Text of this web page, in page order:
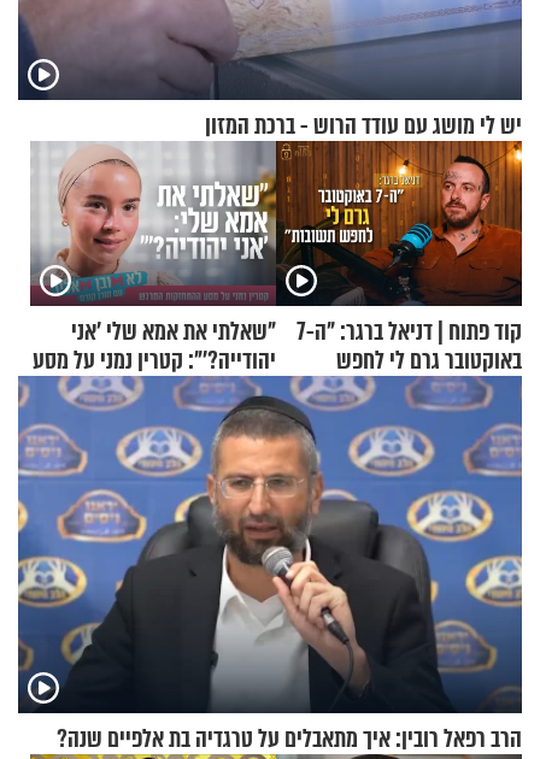
יש לי מושג עם עודד הרוש - ברכת המזון
קוד פתוח | דניאל ברגר: "ה-7
באוקטובר גרם לי לחפש
תשובות"
"שאלתי את אמא שלי 'אני
יהודייה?'": קטרין נמני על מסע
ההתחזקות המרגש
הרב רפאל רובין: איך מתאבלים על טרגדיה בת אלפיים שנה?